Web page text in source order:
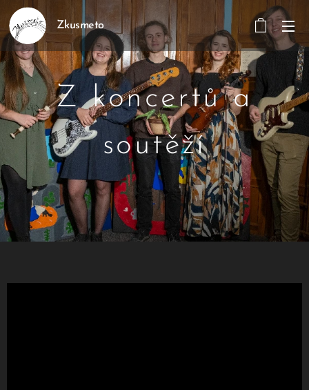
Zkusmeto
Z koncertů a
soutěží